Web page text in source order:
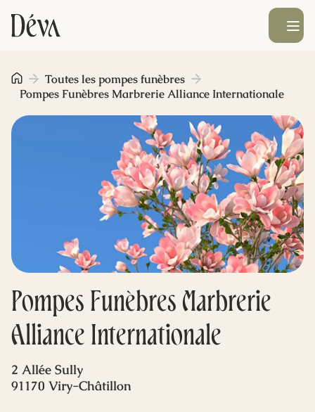
Obsèques
Prévoyance
Monument funéraire
Livraison de fleurs
Blog
Mes dernières volontés
Ouvrir le
Pompes Funèbres Marbrerie
Alliance Internationale
Toutes les pompes funèbres
Pompes Funèbres Marbrerie Alliance Internationale
2 Allée Sully
91170 Viry-Châtillon